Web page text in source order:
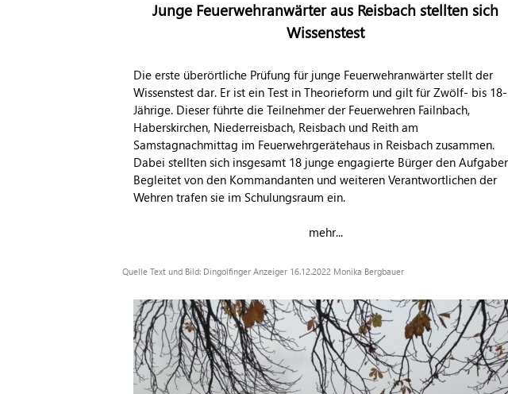
Junge Feuerwehranwärter aus Reisbach stellten sich
Wissenstest
Die erste überörtliche Prüfung für junge Feuerwehranwärter stellt der
Wissenstest dar. Er ist ein Test in Theorieform und gilt für Zwölf- bis 18-
Jährige. Dieser führte die Teilnehmer der Feuerwehren Failnbach,
Haberskirchen, Niederreisbach, Reisbach und Reith am
Samstagnachmittag im Feuerwehrgerätehaus in Reisbach zusammen.
Dabei stellten sich insgesamt 18 junge engagierte Bürger den
Begleitet von den Kommandanten und weiteren Verantwortlichen der
Wehren trafen sie im Schulungsraum ein.
mehr...
Quelle Text und Bild: Dingolfinger Anzeiger 16.12.2022 Monika Bergbauer